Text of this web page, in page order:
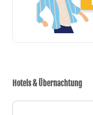
Hotels & Übernachtung